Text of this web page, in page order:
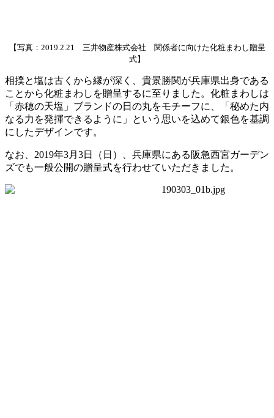
【写真：2019.2.21 三井物産株式会社 関係者に向けた化粧まわし贈呈
式】
相撲と塩は古くから縁が深く、貴景勝関が兵庫県出身である
ことから化粧まわしを贈呈するに至りました。化粧まわしは
「赤穂の天塩」ブランドの日の丸をモチーフに、「秘めた内
なる力を発揮できるように」という思いを込めて銀色を基調
にしたデザインです。
なお、2019年3月3日（日）、兵庫県にある阪急西宮ガーデン
ズでも一般公開の贈呈式を行わせていただきました。